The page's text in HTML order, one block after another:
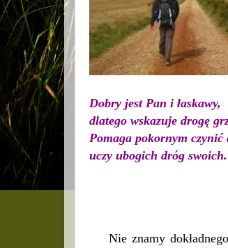
Dobry jest Pan i łaskawy,
dlatego wskazuje drogę
Pomaga pokornym czynić
uczy ubogich dróg swoich.
Nie znamy